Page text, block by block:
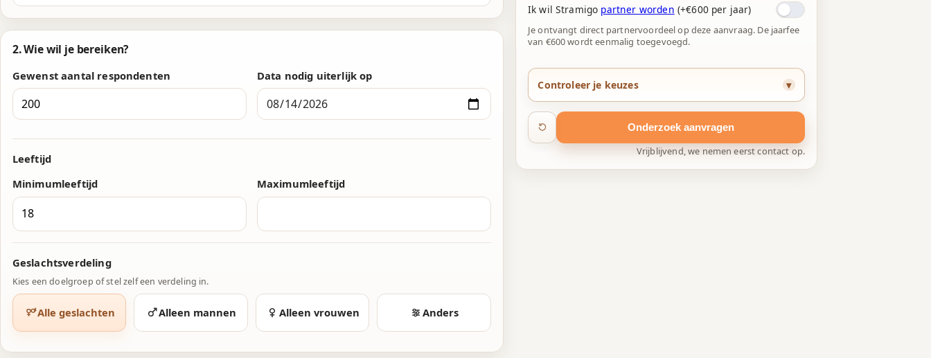
2. Wie wil je bereiken?
Gewenst aantal respondenten Data nodig uiterlijk op
Leeftijd
Minimumleeftijd
Maximumleeftijd
Geslachtsverdeling
Kies een doelgroep of stel zelf een verdeling in.
Alle geslachten Alleen mannen Alleen vrouwen Anders
7
8
9
0
1
2
7
8
9
0
1
2
0
1
2
3
4
5
Ik wil Stramigo partner worden (+€600 per jaar)
Je ontvangt direct partnervoordeel op deze aanvraag. De jaarfee
van €600 wordt eenmalig toegevoegd.
Controleer je keuzes
Onderzoek aanvragen
Vrijblijvend, we nemen eerst contact op.